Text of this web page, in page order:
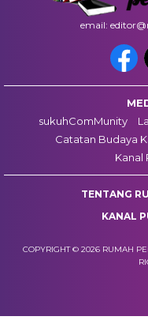
email:
sukuhComMunity
Catatan Budaya
Kanal
TENTANG
KANAL
COPYRIGHT © 2026 RUMAH